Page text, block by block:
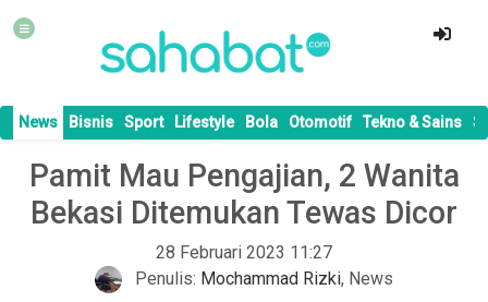
News Bisnis Sport Lifestyle Bola Otomotif Tekno & Sains
Pamit Mau Pengajian, 2 Wanita
Bekasi Ditemukan Tewas Dicor
28 Februari 2023 11:27
Penulis: Mochammad Rizki, News